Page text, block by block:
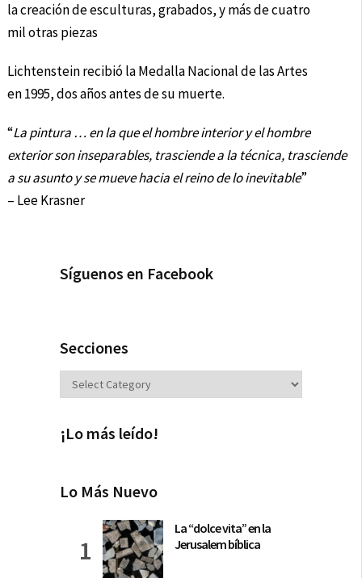
la creación de esculturas, grabados, y más de cuatro
mil otras piezas
Lichtenstein recibió la Medalla Nacional de las Artes
en 1995, dos años antes de su muerte.
“La pintura … en la que el hombre interior y el hombre
exterior son inseparables, trasciende a la técnica, trasciende
a su asunto y se mueve hacia el reino de lo inevitable”
– Lee Krasner
Síguenos en Facebook
Secciones
Secciones
¡Lo más leído!
Lo Más Nuevo
La “dolce vita” en la
Jerusalem bíblica